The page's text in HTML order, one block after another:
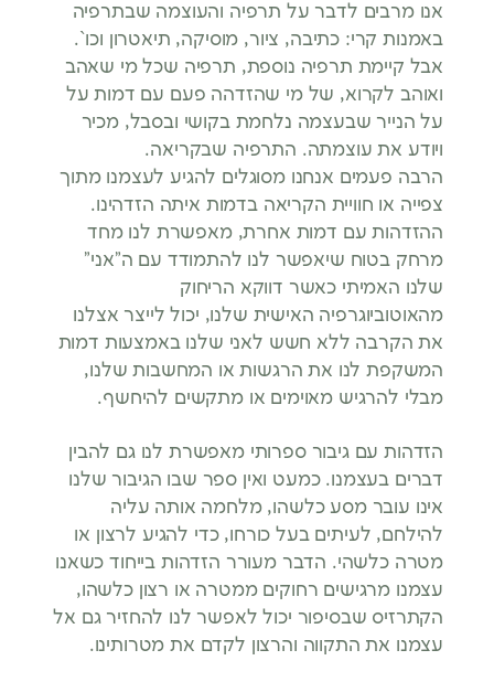
אנו מרבים לדבר על תרפיה והעוצמה שבתרפיה
באמנות קרי: כתיבה, ציור, מוסיקה, תיאטרון וכו`.
אבל קיימת תרפיה נוספת, תרפיה שכל מי שאהב
ואוהב לקרוא, של מי שהזדהה פעם עם דמות על
על הנייר שבעצמה נלחמת בקושי ובסבל, מכיר
ויודע את עוצמתה. התרפיה שבקריאה.
הרבה פעמים אנחנו מסוגלים להגיע לעצמנו מתוך
צפייה או חוויית הקריאה בדמות איתה הזדהינו.
ההזדהות עם דמות אחרת, מאפשרת לנו מחד
מרחק בטוח שיאפשר לנו להתמודד עם ה”אני”
שלנו האמיתי כאשר דווקא הריחוק
מהאוטוביוגרפיה האישית שלנו, יכול לייצר אצלנו
את הקרבה ללא חשש לאני שלנו באמצעות דמות
המשקפת לנו את הרגשות או המחשבות שלנו,
מבלי להרגיש מאוימים או מתקשים להיחשף.
הזדהות עם גיבור ספרותי מאפשרת לנו גם להבין
דברים בעצמנו. כמעט ואין ספר שבו הגיבור שלנו
אינו עובר מסע כלשהו, מלחמה אותה עליה
להילחם, לעיתים בעל כורחו, כדי להגיע לרצון או
מטרה כלשהי. הדבר מעורר הזדהות בייחוד כשאנו
עצמנו מרגישים רחוקים ממטרה או רצון כלשהו,
הקתרזיס שבסיפור יכול לאפשר לנו להחזיר גם אל
עצמנו את התקווה והרצון לקדם את מטרותינו.